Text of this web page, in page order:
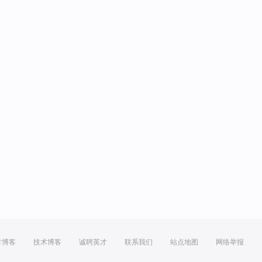
博客 技术博客 诚聘英才 联系我们 站点地图 网络举报